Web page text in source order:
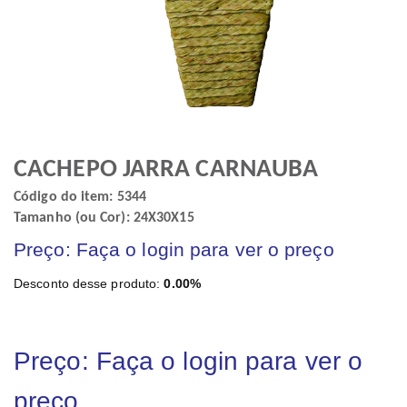
CACHEPO JARRA CARNAUBA
Código do item: 5344
Tamanho (ou Cor): 24X30X15
Preço: Faça o login para ver o preço
Desconto desse produto:0.00%
Preço: Faça o login para ver o
preço